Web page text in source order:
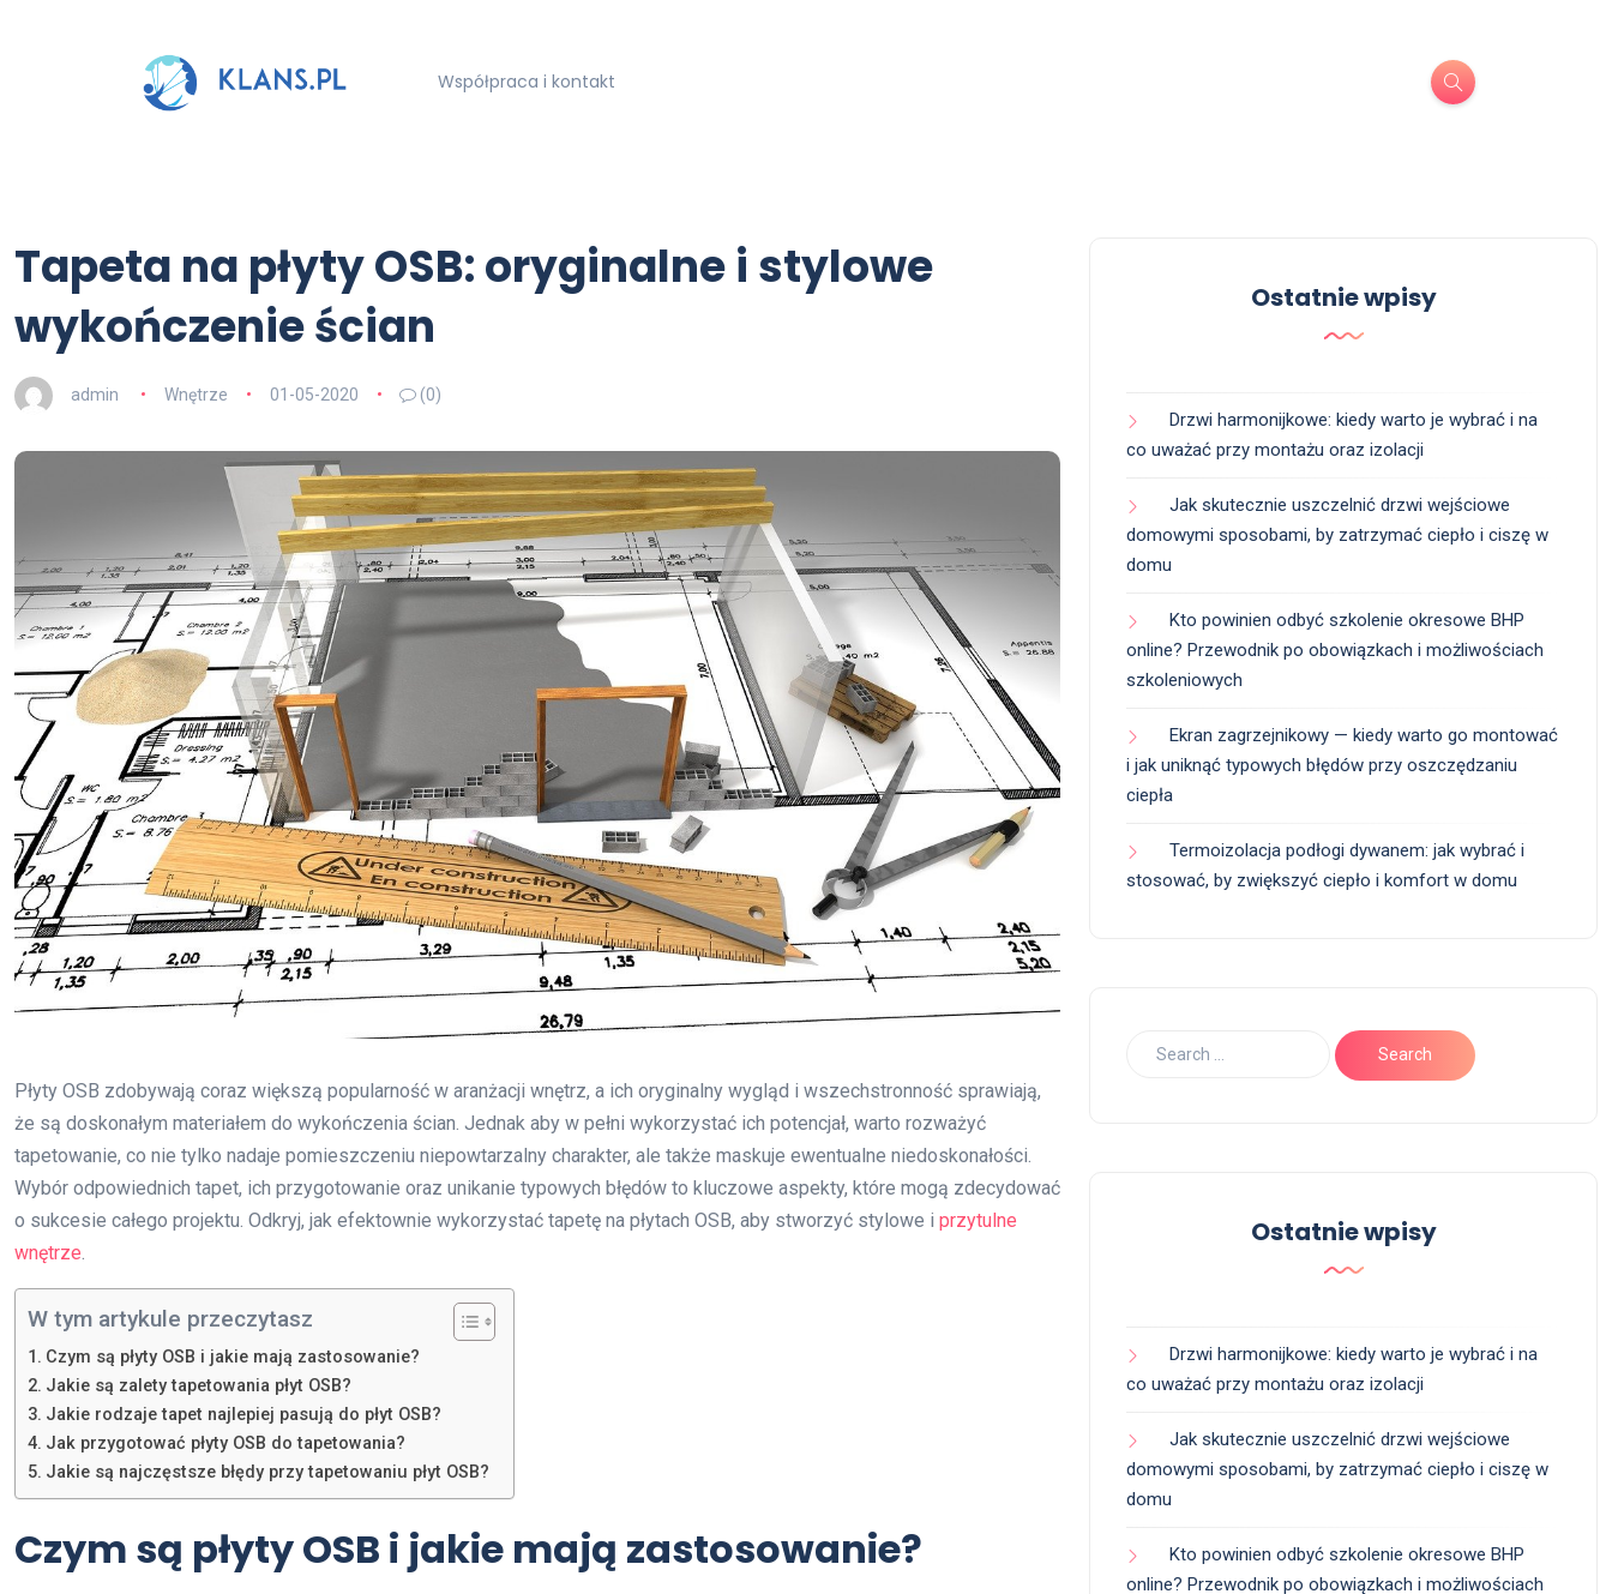
Współpraca i kontakt
Tapeta na płyty OSB: oryginalne i stylowe
wykończenie ścian
admin Wnętrze 01-05-2020 (0)
Płyty OSB zdobywają coraz większą popularność w aranżacji wnętrz, a ich oryginalny wygląd i wszechstronność sprawiają,
że są doskonałym materiałem do wykończenia ścian. Jednak aby w pełni wykorzystać ich potencjał, warto rozważyć
tapetowanie, co nie tylko nadaje pomieszczeniu niepowtarzalny charakter, ale także maskuje ewentualne niedoskonałości.
Wybór odpowiednich tapet, ich przygotowanie oraz unikanie typowych błędów to kluczowe aspekty, które mogą zdecydować
o sukcesie całego projektu. Odkryj, jak efektownie wykorzystać tapetę na płytach OSB, aby stworzyć stylowe i przytulne
wnętrze.
W tym artykule przeczytasz
Czym są płyty OSB i jakie mają zastosowanie?
Jakie są zalety tapetowania płyt OSB?
Jakie rodzaje tapet najlepiej pasują do płyt OSB?
Jak przygotować płyty OSB do tapetowania?
Jakie są najczęstsze błędy przy tapetowaniu płyt OSB?
Czym są płyty OSB i jakie mają zastosowanie?
Ostatnie wpisy
Drzwi harmonijkowe: kiedy warto je wybrać i na
co uważać przy montażu oraz izolacji
Jak skutecznie uszczelnić drzwi wejściowe
domowymi sposobami, by zatrzymać ciepło i ciszę w
domu
Kto powinien odbyć szkolenie okresowe BHP
online? Przewodnik po obowiązkach i możliwościach
szkoleniowych
Ekran zagrzejnikowy — kiedy warto go montować
i jak uniknąć typowych błędów przy oszczędzaniu
ciepła
Termoizolacja podłogi dywanem: jak wybrać i
stosować, by zwiększyć ciepło i komfort w domu
Ostatnie wpisy
Drzwi harmonijkowe: kiedy warto je wybrać i na
co uważać przy montażu oraz izolacji
Jak skutecznie uszczelnić drzwi wejściowe
domowymi sposobami, by zatrzymać ciepło i ciszę w
domu
Kto powinien odbyć szkolenie okresowe BHP
online? Przewodnik po obowiązkach i możliwościach